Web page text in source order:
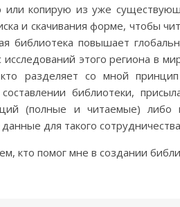
или копирую из уже
и скачивания форме, чтобы
библиотека повышает
исследований этого региона в
разделяет со мной
составлении библиотеки,
(полные и читаемые) либо
для такого
кто помог мне в создании